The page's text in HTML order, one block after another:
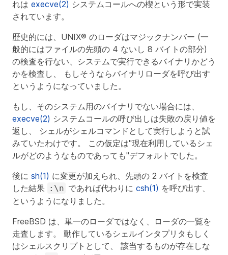
れは execve(2) システムコールへの楔という形で実装
されています。
歴史的には、UNIX® のローダはマジックナンバー (一
般的にはファイルの先頭の 4 ないし 8 バイトの部分)
の検査を行ない、システムで実行できるバイナリかどう
かを検査し、 もしそうならバイナリローダを呼び出す
というようになっていました。
もし、そのシステム用のバイナリでない場合には、
execve(2) システムコールの呼び出しは失敗の戻り値を
返し、 シェルがシェルコマンドとして実行しようと試
みていたわけです。 この仮定は"現在利用しているシェ
ルがどのようなものであっても"デフォルトでした。
後に sh(1) に変更が加えられ、先頭の 2 バイトを検査
した結果 :\n であれば代わりにcsh(1) を呼び出す、
というようになりました。
FreeBSD は、単一のローダではなく、ローダの一覧を
走査します。 動作しているシェルインタプリタもしく
はシェルスクリプトとして、 該当するものが存在しな